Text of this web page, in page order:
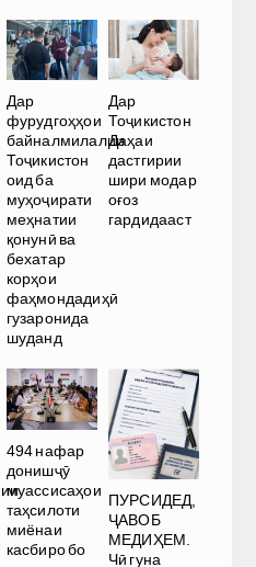
Дар
фурудгоҳҳои
байналмилалии
Тоҷикистон
оид ба
муҳоҷирати
меҳнатии
қонунӣ ва
бехатар
корҳои
фаҳмондадиҳӣ
гузаронида
шуданд
Дар
Тоҷикистон
Даҳаи
дастгирии
шири модар
оғоз
гардидааст
494 нафар
донишҷӯ
муассисаҳои
таҳсилоти
миёнаи
касбиро бо
ПУРСИДЕД,
ҶАВОБ
МЕДИҲЕМ.
Чӣ гуна